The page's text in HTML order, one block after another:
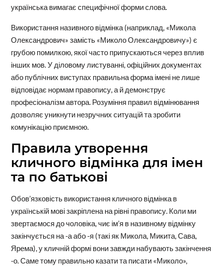
українська вимагає специфічної форми слова.
Використання називного відмінка (наприклад, «Микола
Олександрович» замість «Миколо Олександровичу») є
грубою помилкою, якої часто припускаються через вплив
інших мов. У діловому листуванні, офіційних документах
або публічних виступах правильна форма імені не лише
відповідає нормам правопису, а й демонструє
професіоналізм автора. Розуміння правил відмінювання
дозволяє уникнути незручних ситуацій та зробити
комунікацію приємною.
Правила утворення
кличного відмінка для імен
та по батькові
Обов’язковість використання кличного відмінка в
українській мові закріплена на рівні правопису. Коли ми
звертаємося до чоловіка, чиє ім’я в називному відмінку
закінчується на -а або -я (такі як Микола, Микита, Сава,
Ярема), у кличній формі вони завжди набувають закінчення
-о. Саме тому правильно казати та писати «Миколо»,